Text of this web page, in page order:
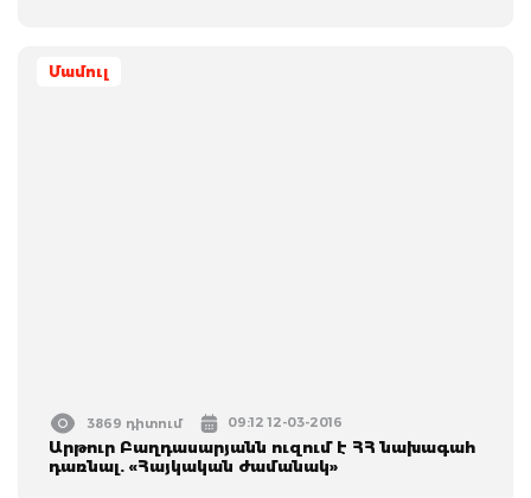
Մամուլ
3869 դիտում 09:12 12-03-2016
Արթուր Բաղդասարյանն ուզում է ՀՀ նախագահ
դառնալ. «Հայկական ժամանակ»